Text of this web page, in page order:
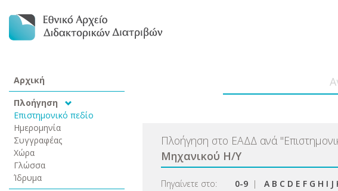
Αρχική
Πλοήγηση
Επιστημονικό πεδίο
Ημερομηνία
Συγγραφέας
Χώρα
Γλώσσα
Ίδρυμα
Πλοήγηση στο ΕΑΔΔ ανά "
Μηχανικού Η/Υ
Πηγαίνετε στο: 0-9 | A B C D E F G H I J